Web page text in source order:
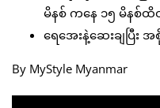
မိနစ် ကနေ ၁၅ မိနစ်ထိ
ရေအေးနဲ့ဆေးချပြီး
By MyStyle Myanmar